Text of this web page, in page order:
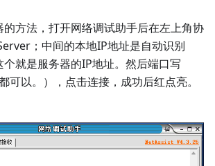
的方法，打开网络调试助手后在左上角协
；中间的本地IP地址是自动识别
就是服务器的IP地址。然后端口写
可以。），点击连接，成功后红点亮。